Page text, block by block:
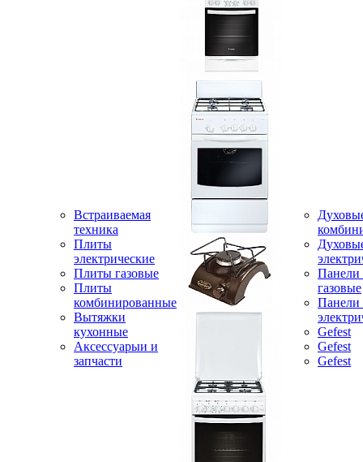
Встраиваемая
техника
Плиты
электрические
Плиты газовые
Плиты
комбинированные
Вытяжки
кухонные
Аксессуарыи и
запчасти
Панели
газовые
Панели
Gefest
Gefest
Gefest